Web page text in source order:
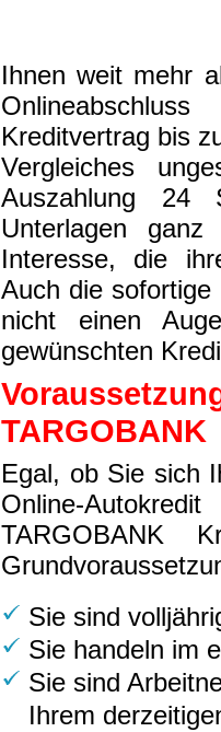
Ihnen weit mehr
Kreditvertrag bis
Vergleiches
Auszahlung 24
Unterlagen
Interesse, die
Auch die
nicht einen
gewünschten
TARGOBANK
Egal, ob Sie sich
Online-
TARGOBANK
Sie sind
Sie handeln im
Sie sind
Ihrem